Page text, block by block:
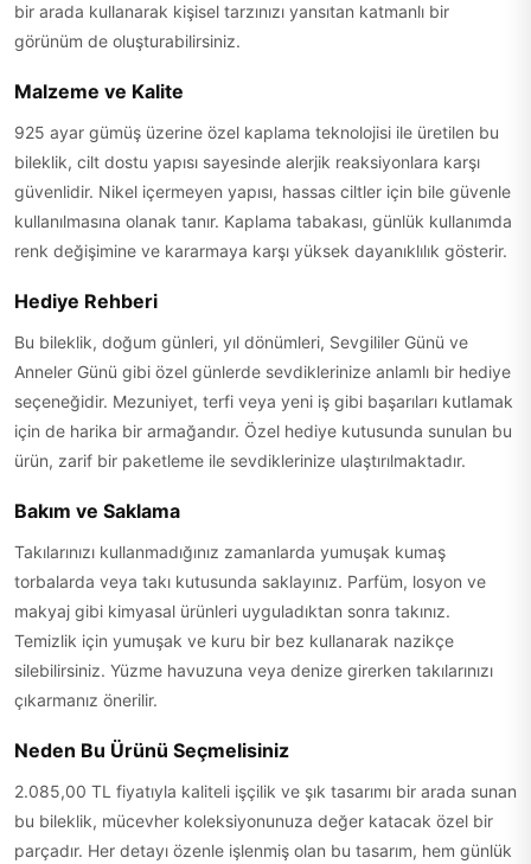
bir arada kullanarak kişisel tarzınızı yansıtan katmanlı bir
görünüm de oluşturabilirsiniz.
Malzeme ve Kalite
925 ayar gümüş üzerine özel kaplama teknolojisi ile üretilen bu
bileklik, cilt dostu yapısı sayesinde alerjik reaksiyonlara karşı
güvenlidir. Nikel içermeyen yapısı, hassas ciltler için bile güvenle
kullanılmasına olanak tanır. Kaplama tabakası, günlük kullanımda
renk değişimine ve kararmaya karşı yüksek dayanıklılık gösterir.
Hediye Rehberi
Bu bileklik, doğum günleri, yıl dönümleri, Sevgililer Günü ve
Anneler Günü gibi özel günlerde sevdiklerinize anlamlı bir hediye
seçeneğidir. Mezuniyet, terfi veya yeni iş gibi başarıları kutlamak
için de harika bir armağandır. Özel hediye kutusunda sunulan bu
ürün, zarif bir paketleme ile sevdiklerinize ulaştırılmaktadır.
Bakım ve Saklama
Takılarınızı kullanmadığınız zamanlarda yumuşak kumaş
torbalarda veya takı kutusunda saklayınız. Parfüm, losyon ve
makyaj gibi kimyasal ürünleri uyguladıktan sonra takınız.
Temizlik için yumuşak ve kuru bir bez kullanarak nazikçe
silebilirsiniz. Yüzme havuzuna veya denize girerken takılarınızı
çıkarmanız önerilir.
Neden Bu Ürünü Seçmelisiniz
2.085,00 TL fiyatıyla kaliteli işçilik ve şık tasarımı bir arada sunan
bu bileklik, mücevher koleksiyonunuza değer katacak özel bir
parçadır. Her detayı özenle işlenmiş olan bu tasarım, hem günlük